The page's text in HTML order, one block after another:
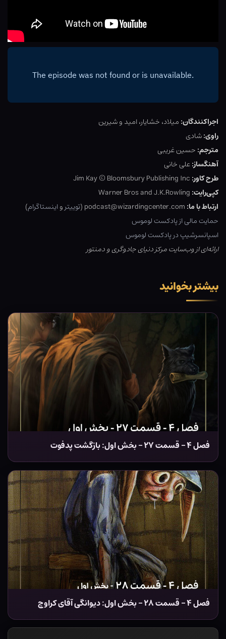
اجراکنندگان: میلاد، خشایار، امید و شیرین
راوی:شادی
مترجم: حسین غریبی
آهنگساز:علی خانی
طرح کاور: Jim Kay © Bloomsbury Publishing Inc
کپی‌رایت: Warner Bros and J.K.Rowling
ارتباط با ما: podcast@wizardingcenter.com ( توییترواینستاگرام)
حمایت مالی از پادکست لوموس
اسپانسرشیپ در پادکست لوموس
ارائه‌ای از وب‌سایت مرکز دنیای جادوگری و دمنتور
بیشتر بخوانید
فصل ۴ – قسمت ۲۷ – بخش اول: بازگشت پدفوت
فصل ۴ – قسمت ۲۸ – بخش اول: دیوانگی آقای کراوچ